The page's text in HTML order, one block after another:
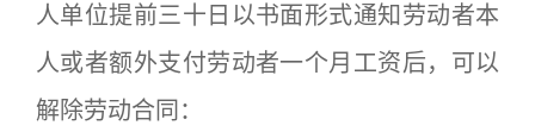
人单位提前三十日以书面形式通知劳动者本
人或者额外支付劳动者一个月工资后，可以
解除劳动合同：